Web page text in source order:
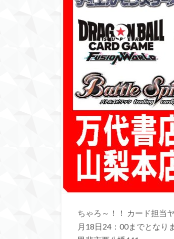
ちゃろ～！！ カード担当
月18日24：00までとなり